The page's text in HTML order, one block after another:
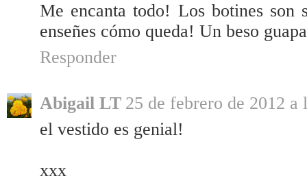
Me encanta todo! Los botines son
enseñes cómo queda! Un beso
Responder
Abigail LT 25 de febrero de 2012 a
el vestido es genial!
xxx